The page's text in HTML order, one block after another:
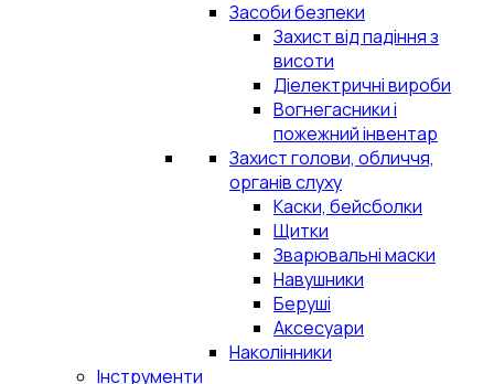
Засоби безпеки
Захист від падіння з
висоти
Діелектричні вироби
Вогнегасники і
пожежний інвентар
Захист голови, обличчя,
органів слуху
Каски, бейсболки
Щитки
Зварювальні маски
Навушники
Беруші
Аксесуари
Наколінники
Інструменти